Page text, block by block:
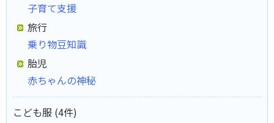
子育て支援
旅行
乗り物豆知識
胎児
赤ちゃんの神秘
こども服 (4件)